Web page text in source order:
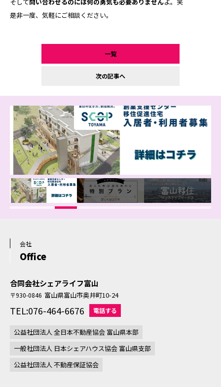
是非一度、気軽にご相談ください。
一覧
次の記事へ
会社
Office
合同会社シェアライフ富山
〒930-0846 富山県富山市奥井町10-24
TEL:076-464-6676 電話する
公益社団法人 全日本不動産協会 富山県本部
一般社団法人 日本シェアハウス協会 富山県支部
公益社団法人 不動産保証協会